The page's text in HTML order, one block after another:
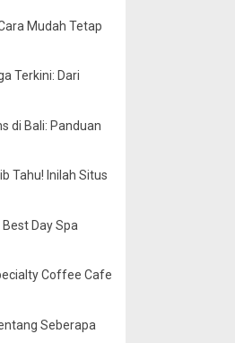
Mudah Tetap
Terkini: Dari
di Bali: Panduan
Tahu! Inilah Situs
Day Spa
Coffee Cafe
Seberapa